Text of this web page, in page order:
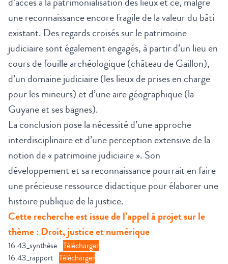
une reconnaissance encore fragile de la valeur du bâti
existant. Des regards croisés sur le patrimoine
judiciaire sont également engagés, à partir d’un lieu en
cours de fouille archéologique (château de Gaillon),
d’un domaine judiciaire (les lieux de prises en charge
pour les mineurs) et d’une aire géographique (la
Guyane et ses bagnes).
La conclusion pose la nécessité d’une approche
interdisciplinaire et d’une perception extensive de la
notion de « patrimoine judiciaire ». Son
développement et sa reconnaissance pourrait en faire
une précieuse ressource didactique pour élaborer une
histoire publique de la justice.
Cette recherche est issue de l’appel à projet sur le
thème : Droit, justice et numérique
16.43_synthèse Télécharger
16.43_rapport Télécharger